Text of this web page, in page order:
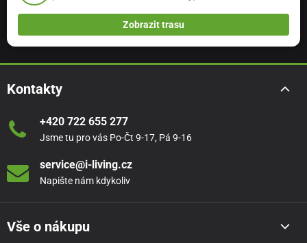
Zobrazit trasu
Kontakty
+420 722 655 277
Jsme tu pro vás Po-Čt 9-17, Pá 9-16
service@i-living.cz
Napište nám kdykoliv
Vše o nákupu